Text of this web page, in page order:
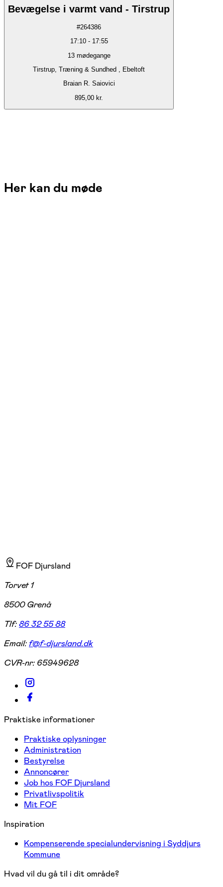
Bevægelse i varmt vand - Tirstrup
#264386
17:10- 17:55
13 mødegange
Tirstrup, Træning & Sundhed , Ebeltoft
Braian R. Saiovici
895,00 kr.
Her kan du møde
FOF Djursland
Torvet 1
8500 Grenå
Tlf:86 32 55 88
Email:f@f-djursland.dk
CVR-nr: 65949628
Praktiske informationer
Praktiske oplysninger
Administration
Bestyrelse
Annoncører
Job hos FOF Djursland
Privatlivspolitik
Mit FOF
Inspiration
Kompenserende specialundervisning i Syddjurs
Kommune
Hvad vil du gå til i dit område?